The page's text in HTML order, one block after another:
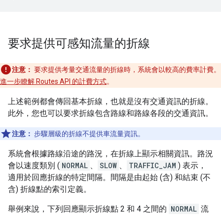
要求提供可感知流量的折線
注意： 要求提供考量交通流量的折線時，系統會以較高的費率計費。
進一步瞭解 Routes API 的計費方式。
上述範例都會傳回基本折線，也就是沒有交通資訊的折線。
此外，您也可以要求折線包含路線和路線各段的交通資訊。
注意： 步驟層級的折線不提供車流量資訊。
系統會根據路線沿途的路況，在折線上顯示相關資訊。路況
會以速度類別 ( NORMAL 、 SLOW 、 TRAFFIC_JAM ) 表示，
適用於回應折線的特定間隔。間隔是由起始 (含) 和結束 (不
含) 折線點的索引定義。
舉例來說，下列回應顯示折線點 2 和 4 之間的 NORMAL 流